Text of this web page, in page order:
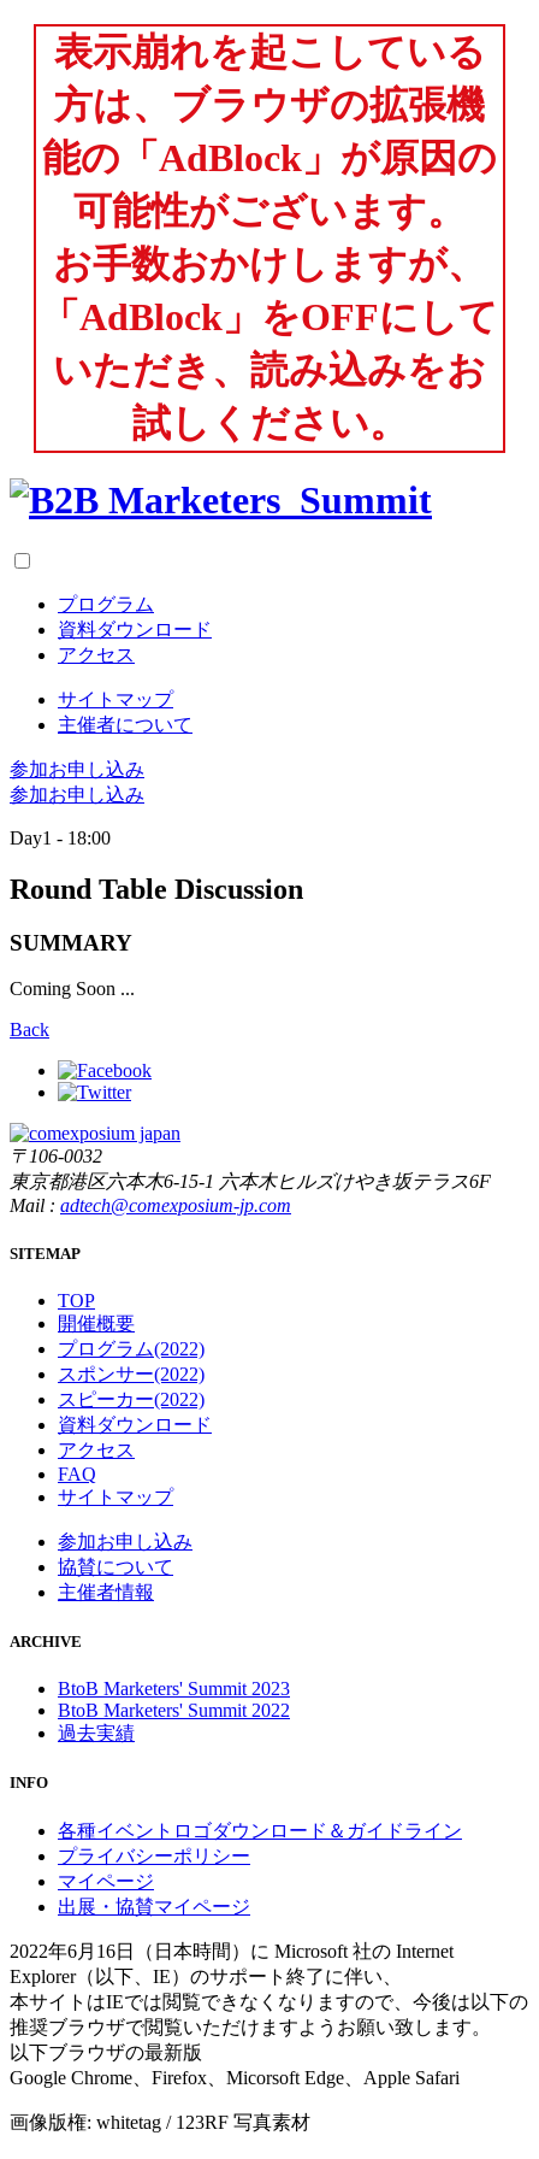
表示崩れを起こしている
方は、ブラウザの拡張機
能の「AdBlock」が原因の
可能性がございます。
お手数おかけしますが、
「AdBlock」をOFFにして
いただき、読み込みをお
試しください。
プログラム
資料ダウンロード
アクセス
サイトマップ
主催者について
参加お申し込み
参加お申し込み
Day1 - 18:00
Round Table Discussion
SUMMARY
Coming Soon ...
Back
〒106-0032
東京都港区六本木6-15-1 六本木ヒルズけやき坂テラス6F
Mail : adtech@comexposium-jp.com
SITEMAP
TOP
開催概要
プログラム(2022)
スポンサー(2022)
スピーカー(2022)
資料ダウンロード
アクセス
FAQ
サイトマップ
参加お申し込み
協賛について
主催者情報
ARCHIVE
BtoB Marketers' Summit 2023
BtoB Marketers' Summit 2022
過去実績
INFO
各種イベントロゴダウンロード＆ガイドライン
プライバシーポリシー
マイページ
出展・協賛マイページ
2022年6月16日（日本時間）に Microsoft 社の Internet
Explorer（以下、IE）のサポート終了に伴い、
本サイトはIEでは閲覧できなくなりますので、今後は以下の
推奨ブラウザで閲覧いただけますようお願い致します。
以下ブラウザの最新版
Google Chrome、Firefox、Micorsoft Edge、Apple Safari
画像版権: whitetag / 123RF 写真素材